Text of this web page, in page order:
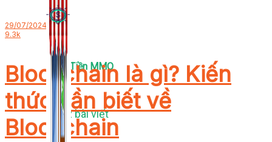
Kiếm Tiền MMO
1,422 bài viết
29/07/2024
9.3k
Blockchain là gì? Kiến
thức cần biết về
Blockchain